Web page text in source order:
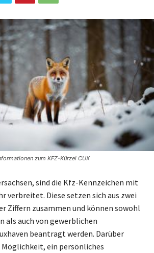
zum KFZ-Kürzel CUX
sind die Kfz-Kennzeichen mit
verbreitet. Diese setzen sich aus zwei
Ziffern zusammen und können sowohl
als auch von gewerblichen
beantragt werden. Darüber
ein persönliches